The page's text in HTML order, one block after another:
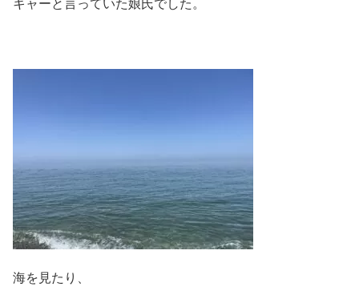
キャーと言っていた娘氏でした。
海を見たり、